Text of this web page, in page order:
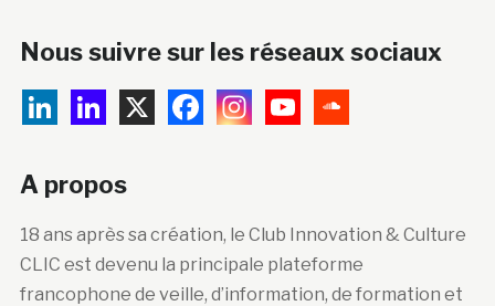
Nous suivre sur les réseaux sociaux
A propos
18 ans après sa création, le Club Innovation & Culture
CLIC est devenu la principale plateforme
francophone de veille, d’information, de formation et